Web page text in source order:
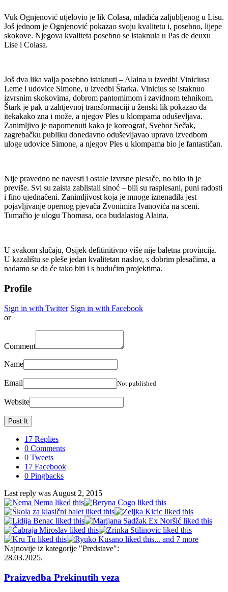
Vuk Ognjenović utjelovio je lik Colasa, mladića zaljubljenog u Lisu.
Još jednom je Ognjenović pokazao svoju kvalitetu i, posebno, lijepe
skokove. Njegova kvaliteta posebno se istaknula u Pas de deuxu
Lise i Colasa.
Još dva lika valja posebno istaknuti – Alaina u izvedbi Viniciusa
Leme i udovice Simone, u izvedbi Štarka. Vinicius se istaknuo
izvrsnim skokovima, dobrom pantomimom i zavidnom tehnikom.
Štark je pak u zahtjevnoj transformaciji u ženski lik pokazao da
itekakako zna i može, a njegov Ples u klompama oduševljava.
Zanimljivo je napomenuti kako je koreograf, Svebor Sečak,
zagrebačku publiku donedavno oduševljavao upravo izvedbom
uloge udovice Simone, a njegov Ples u klompama bio je fantastičan.
Nije pravedno ne navesti i ostale izvrsne plesače, no bilo ih je
previše. Svi su zaista zablistali sinoć – bili su rasplesani, puni radosti
i fino ujednačeni. Zanimljivost koja je mnoge iznenadila jest
pojavljivanje opernog pjevača Zvonimira Ivanovića na sceni.
Tumačio je ulogu Thomasa, oca budalastog Alaina.
U svakom slučaju, Osijek defitinitivno više nije baletna provincija.
U kazalištu se pleše jedan kvalitetan naslov, s dobrim plesačima, a
nadamo se da će tako biti i s budućim projektima.
Profile
Sign in with Twitter Sign in with Facebook
or
Comment
Name
Email Not published
Website
17 Replies
0 Comments
0 Tweets
17 Facebook
0 Pingbacks
Last reply was August 2, 2015
... and 7 more
Najnovije iz kategorije "Predstave":
28.03.2025.
Praizvedba Prekinutih veza